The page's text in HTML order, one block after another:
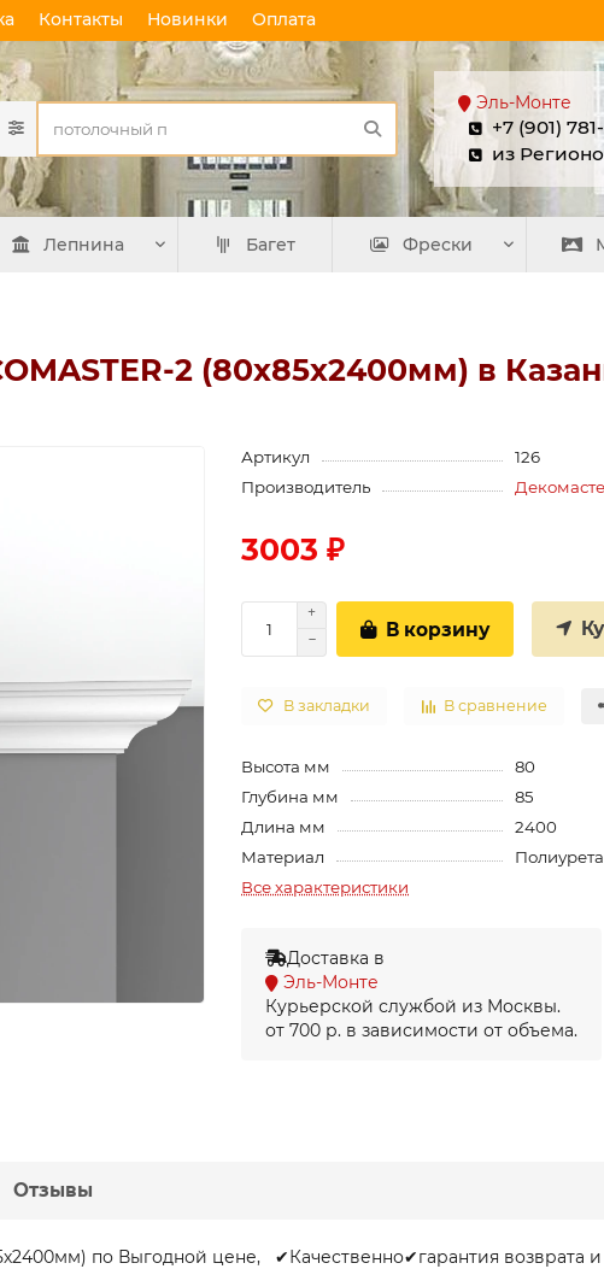
Контакты Новинки Оплата
Эль-Монте
+7 (901)
из
Лепнина Багет Фрески
2 (80х85х2400мм) в
Артикул
126
Производитель
3003 ₽
В корзину
В закладки В сравнение
Высота мм
80
Глубина мм
85
Длина мм
2400
Материал
Все характеристики
Доставка в
Эль-Монте
Курьерской службой из Москвы.
от 700 р. в зависимости от объема.
Отзывы
по Выгодной цене, ✔Качественно✔гарантия